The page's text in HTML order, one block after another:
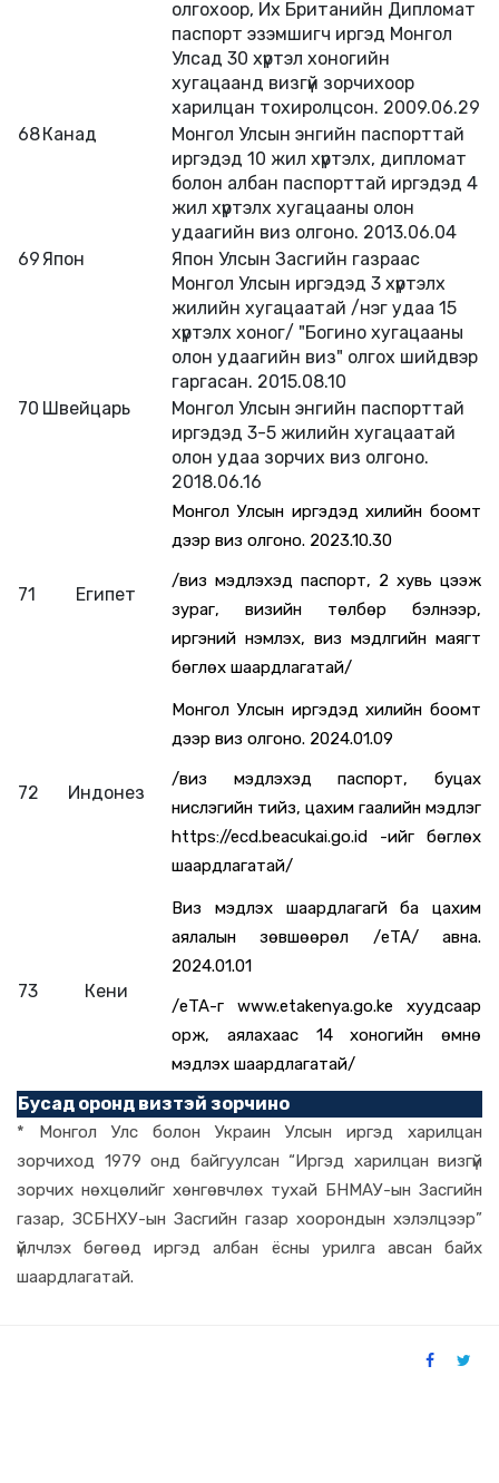
олгохоор, Их Британийн Дипломат
паспорт эзэмшигч иргэд Монгол
Улсад 30 хүртэл хоногийн
хугацаанд визгүй зорчихоор
харилцан тохиролцсон. 2009.06.29
68Канад
Монгол Улсын энгийн паспорттай
иргэдэд 10 жил хүртэлх, дипломат
болон албан паспорттай иргэдэд 4
жил хүртэлх хугацааны олон
удаагийн виз олгоно. 2013.06.04
69 Япон
Япон Улсын Засгийн газраас
Монгол Улсын иргэдэд 3 хүртэлх
жилийн хугацаатай /нэг удаа 15
хүртэлх хоног/ "Богино хугацааны
олон удаагийн виз" олгох шийдвэр
гаргасан. 2015.08.10
70 Швейцарь
Монгол Улсын энгийн паспорттай
иргэдэд 3-5 жилийн хугацаатай
олон удаа зорчих виз олгоно.
2018.06.16
71 Египет
Монгол Улсын иргэдэд хилийн боомт
дээр виз олгоно. 2023.10.30
/виз мэдүүлэхэд паспорт, 2 хувь цээж
зураг, визийн төлбөр бэлнээр,
иргэний үнэмлэх, виз мэдүүлгийн маягт
бөглөх шаардлагатай/
72 Индонез
Монгол Улсын иргэдэд хилийн боомт
дээр виз олгоно. 2024.01.09
/виз мэдүүлэхэд паспорт, буцах
нислэгийн тийз, цахим гаалийн мэдүүлэг
https://ecd.beacukai.go.id -ийг бөглөх
шаардлагатай/
73 Кени
Виз мэдүүлэх шаардлагагүй ба цахим
аялалын зөвшөөрөл /еTA/ авна.
2024.01.01
/еTA-г www.etakenya.go.ke хуудсаар
орж, аялахаас 14 хоногийн өмнө
мэдүүлэх шаардлагатай/
Бусад оронд визтэй зорчино
* Монгол Улс болон Украин Улсын иргэд харилцан
зорчиход 1979 онд байгуулсан “Иргэд харилцан визгүй
зорчих нөхцөлийг хөнгөвчлөх тухай БНМАУ-ын Засгийн
газар, ЗСБНХУ-ын Засгийн газар хоорондын хэлэлцээр”
үйлчлэх бөгөөд иргэд албан ёсны урилга авсан байх
шаардлагатай.